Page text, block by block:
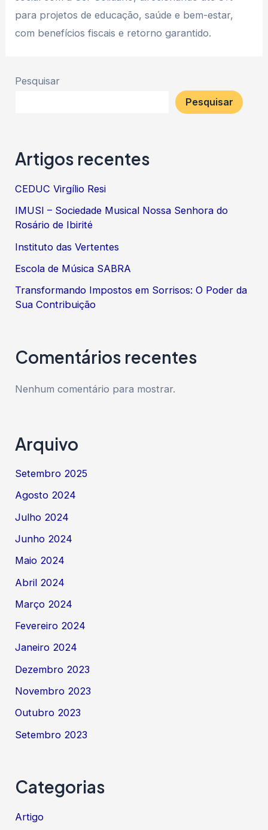
para projetos de educação, saúde e bem-estar,
com benefícios fiscais e retorno garantido.
Pesquisar
Pesquisar
Artigos recentes
CEDUC Virgílio Resi
IMUSI – Sociedade Musical Nossa Senhora do
Rosário de Ibirité
Instituto das Vertentes
Escola de Música SABRA
Transformando Impostos em Sorrisos: O Poder da
Sua Contribuição
Comentários recentes
Nenhum comentário para mostrar.
Arquivo
Setembro 2025
Agosto 2024
Julho 2024
Junho 2024
Maio 2024
Abril 2024
Março 2024
Fevereiro 2024
Janeiro 2024
Dezembro 2023
Novembro 2023
Outubro 2023
Setembro 2023
Categorias
Artigo